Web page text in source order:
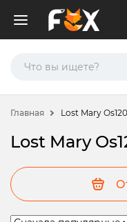
Главная Lost Mary
Lost Mary